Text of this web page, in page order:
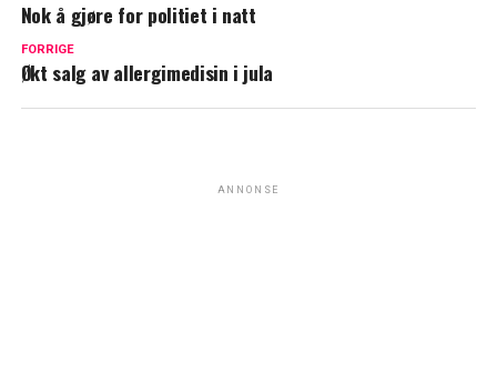
Nok å gjøre for politiet i natt
FORRIGE
Økt salg av allergimedisin i jula
ANNONSE